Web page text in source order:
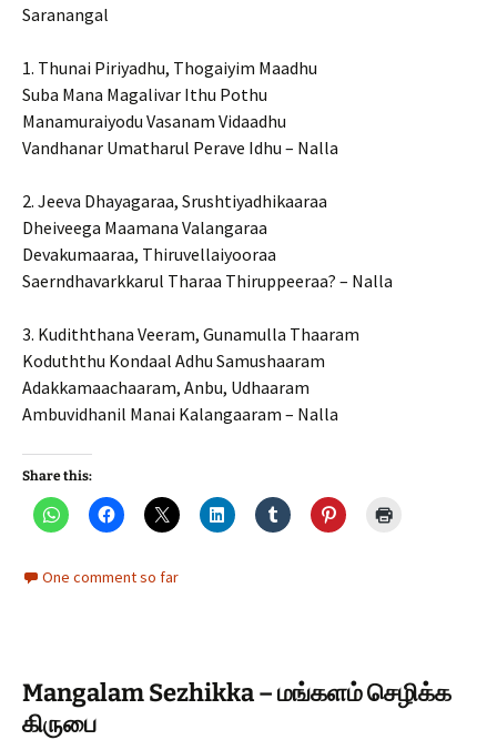
Saranangal
1. Thunai Piriyadhu, Thogaiyim Maadhu
Suba Mana Magalivar Ithu Pothu
Manamuraiyodu Vasanam Vidaadhu
Vandhanar Umatharul Perave Idhu – Nalla
2. Jeeva Dhayagaraa, Srushtiyadhikaaraa
Dheiveega Maamana Valangaraa
Devakumaaraa, Thiruvellaiyooraa
Saerndhavarkkarul Tharaa Thiruppeeraa? – Nalla
3. Kudiththana Veeram, Gunamulla Thaaram
Koduththu Kondaal Adhu Samushaaram
Adakkamaachaaram, Anbu, Udhaaram
Ambuvidhanil Manai Kalangaaram – Nalla
Share this:
One comment so far
Mangalam Sezhikka – மங்களம் செழிக்க
கிருபை